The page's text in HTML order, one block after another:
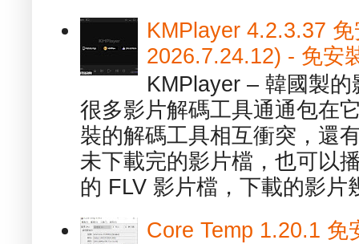
KMPlayer 4.2.3.37
2026.7.24.12) - 免安
KMPlayer – 韓國製
很多影片解碼工具通通包在
裝的解碼工具相互衝突，還
未下載完的影片檔，也可以
的 FLV 影片檔，下載的影片
Core Temp 1.20.1 免